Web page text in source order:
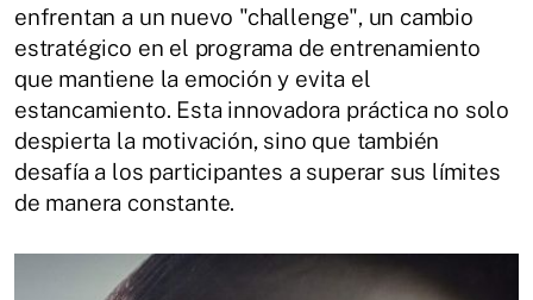
enfrentan a un nuevo "challenge", un cambio
estratégico en el programa de entrenamiento
que mantiene la emoción y evita el
estancamiento. Esta innovadora práctica no solo
despierta la motivación, sino que también
desafía a los participantes a superar sus límites
de manera constante.